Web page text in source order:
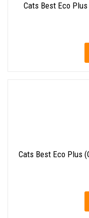
Cats Best Eco
Cats Best Eco Plus